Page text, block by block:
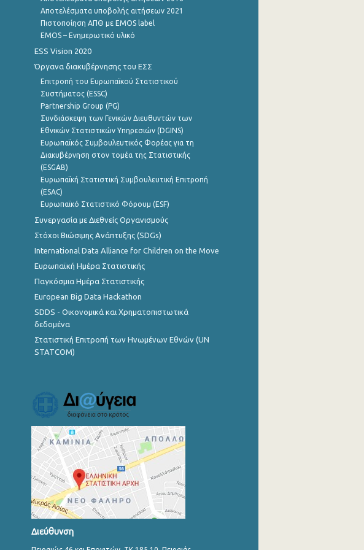
Αποτελέσματα υποβολής αιτήσεων 2021
Πιστοποίηση ΑΠΘ με EMOS label
EMOS – Ενημερωτικό υλικό
ESS Vision 2020
Όργανα διακυβέρνησης του ΕΣΣ
Επιτροπή του Ευρωπαϊκού Στατιστικού
Συστήματος (ESSC)
Partnership Group (PG)
Συνδιάσκεψη των Γενικών Διευθυντών των
Εθνικών Στατιστικών Υπηρεσιών (DGINS)
Ευρωπαϊκός Συμβουλευτικός Φορέας για τη
Διακυβέρνηση στον τομέα της Στατιστικής
(ESGAB)
Ευρωπαϊκή Στατιστική Συμβουλευτική Επιτροπή
(ESAC)
Ευρωπαϊκό Στατιστικό Φόρουμ (ESF)
Συνεργασία με Διεθνείς Οργανισμούς
Στόχοι Βιώσιμης Ανάπτυξης (SDGs)
International Data Alliance for Children on the Move
Ευρωπαϊκή Ημέρα Στατιστικής
Παγκόσμια Ημέρα Στατιστικής
European Big Data Hackathon
SDDS - Οικονομικά και Χρηματοπιστωτικά
δεδομένα
Στατιστική Επιτροπή των Ηνωμένων Εθνών (UN
STATCOM)
Διεύθυνση